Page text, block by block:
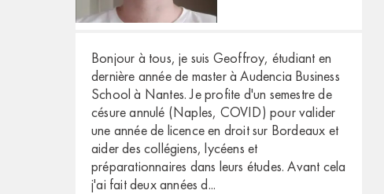
Bonjour à tous, je suis Geoffroy, étudiant en
dernière année de master à Audencia Business
School à Nantes. Je profite d'un semestre de
césure annulé (Naples, COVID) pour valider
une année de licence en droit sur Bordeaux et
aider des collégiens, lycéens et
préparationnaires dans leurs études. Avant cela
j'ai fait deux années d...